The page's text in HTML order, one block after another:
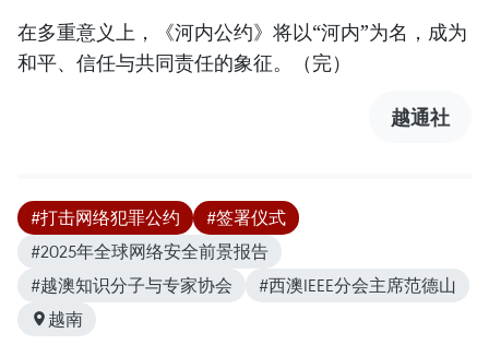
在多重意义上，《河内公约》将以“河内”为名，成为
和平、信任与共同责任的象征。（完）
越通社
#打击网络犯罪公约
#签署仪式
#2025年全球网络安全前景报告
#越澳知识分子与专家协会
#西澳IEEE分会主席范德山
越南